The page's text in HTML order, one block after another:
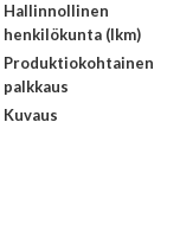
Hallinnollinen
henkilökunta (lkm)
Produktiokohtainen
palkkaus
Kuvaus